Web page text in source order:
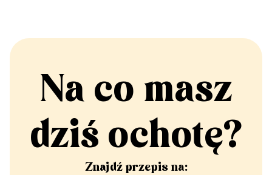
Na co masz
dziś ochotę?
Znajdź przepis na: